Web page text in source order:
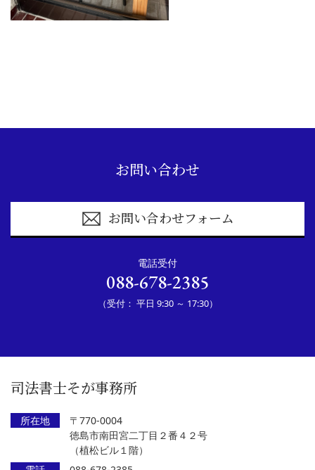
お問い合わせ
お問い合わせフォーム
電話受付
088-678-2385
（受付： 平日 9:30 ～ 17:30）
司法書士そが事務所
所在地
〒770-0004
徳島市南田宮二丁目２番４２号
（植松ビル１階）